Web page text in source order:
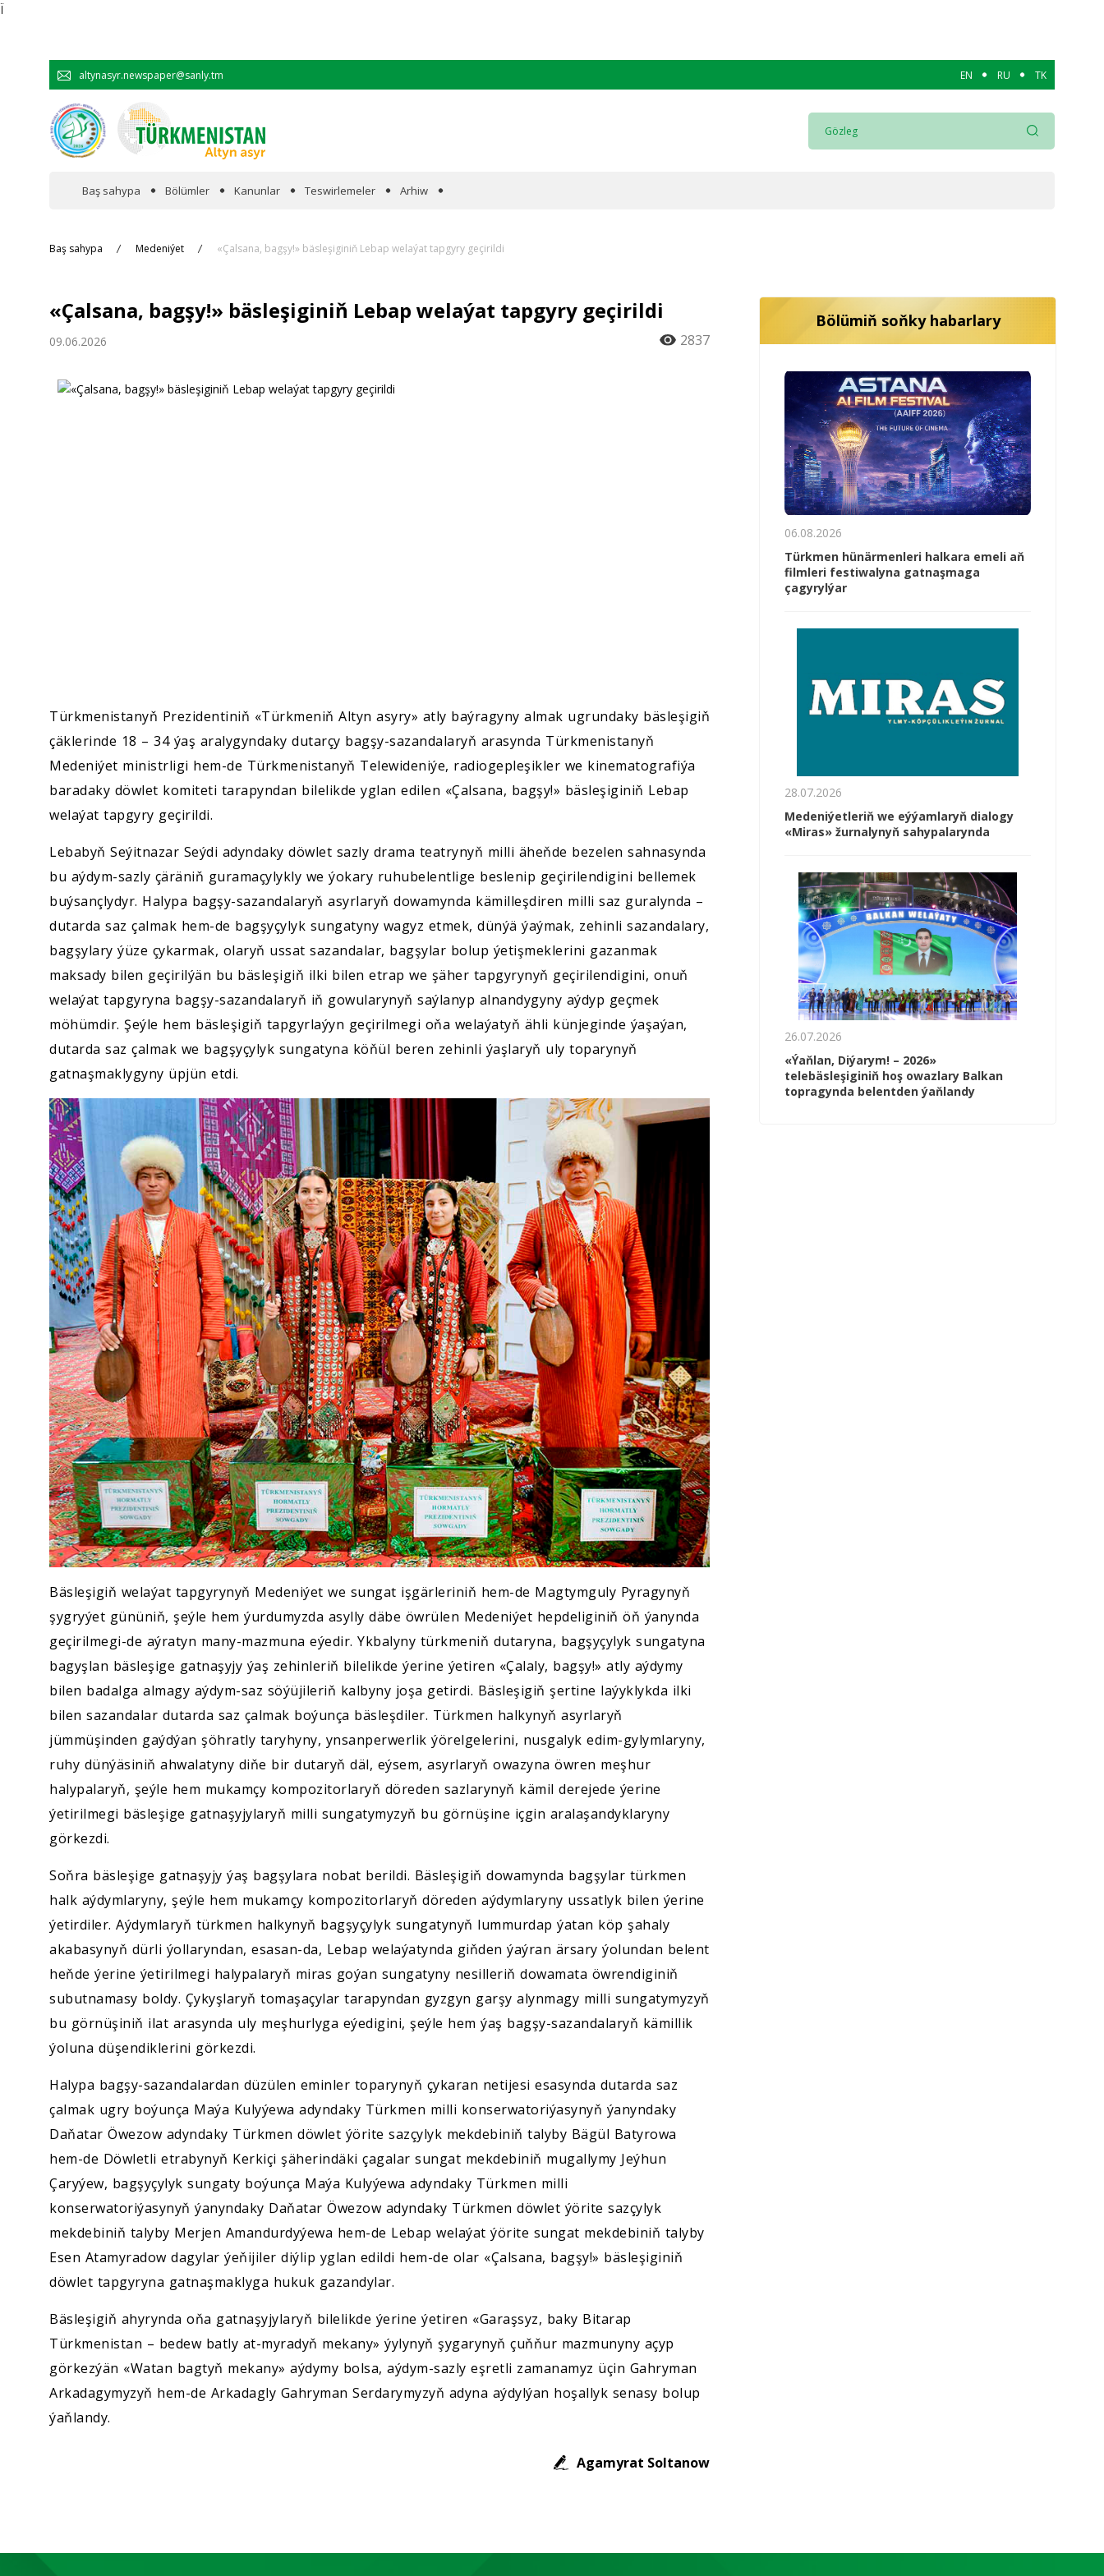
Ï
altynasyr.newspaper@sanly.tm EN RU TK
Baş sahypa Bölümler
Hyzmatdaşlyk
Kanunlar Teswirlemeler Arhiw
Baş sahypa Medeniýet «Çalsana, bagşy!» bäsleşiginiň Lebap welaýat tapgyry geçirildi
«Çalsana, bagşy!» bäsleşiginiň Lebap welaýat tapgyry geçirildi
09.06.2026 2837
Türkmenistanyň Prezidentiniň «Türkmeniň Altyn asyry» atly baýragyny almak ugrundaky bäsleşigiň
çäklerinde 18 – 34 ýaş aralygyndaky dutarçy bagşy-sazandalaryň arasynda Türkmenistanyň
Medeniýet ministrligi hem-de Türkmenistanyň Telewideniýe, radiogepleşikler we kinematografiýa
baradaky döwlet komiteti tarapyndan bilelikde yglan edilen «Çalsana, bagşy!» bäsleşiginiň Lebap
welaýat tapgyry geçirildi.
Lebabyň Seýitnazar Seýdi adyndaky döwlet sazly drama teatrynyň milli äheňde bezelen sahnasynda
bu aýdym-sazly çäräniň guramaçylykly we ýokary ruhubelentlige beslenip geçirilendigini bellemek
buýsançlydyr. Halypa bagşy-sazandalaryň asyrlaryň dowamynda kämilleşdiren milli saz guralynda –
dutarda saz çalmak hem-de bagşyçylyk sungatyny wagyz etmek, dünýä ýaýmak, zehinli sazandalary,
bagşylary ýüze çykarmak, olaryň ussat sazandalar, bagşylar bolup ýetişmeklerini gazanmak
maksady bilen geçirilýän bu bäsleşigiň ilki bilen etrap we şäher tapgyrynyň geçirilendigini, onuň
welaýat tapgyryna bagşy-sazandalaryň iň gowularynyň saýlanyp alnandygyny aýdyp geçmek
möhümdir. Şeýle hem bäsleşigiň tapgyrlaýyn geçirilmegi oňa welaýatyň ähli künjeginde ýaşaýan,
dutarda saz çalmak we bagşyçylyk sungatyna köňül beren zehinli ýaşlaryň uly toparynyň
gatnaşmaklygyny üpjün etdi.
Bäsleşigiň welaýat tapgyrynyň Medeniýet we sungat işgärleriniň hem-de Magtymguly Pyragynyň
şygryýet gününiň, şeýle hem ýurdumyzda asylly däbe öwrülen Medeniýet hepdeliginiň öň ýanynda
geçirilmegi-de aýratyn many-mazmuna eýedir. Ykbalyny türkmeniň dutaryna, bagşyçylyk sungatyna
bagyşlan bäsleşige gatnaşyjy ýaş zehinleriň bilelikde ýerine ýetiren «Çalaly, bagşy!» atly aýdymy
bilen badalga almagy aýdym-saz söýüjileriň kalbyny joşa getirdi. Bäsleşigiň şertine laýyklykda ilki
bilen sazandalar dutarda saz çalmak boýunça bäsleşdiler. Türkmen halkynyň asyrlaryň
jümmüşinden gaýdýan şöhratly taryhyny, ynsanperwerlik ýörelgelerini, nusgalyk edim-gylymlaryny,
ruhy dünýäsiniň ahwalatyny diňe bir dutaryň däl, eýsem, asyrlaryň owazyna öwren meşhur
halypalaryň, şeýle hem mukamçy kompozitorlaryň döreden sazlarynyň kämil derejede ýerine
ýetirilmegi bäsleşige gatnaşyjylaryň milli sungatymyzyň bu görnüşine içgin aralaşandyklaryny
görkezdi.
Soňra bäsleşige gatnaşyjy ýaş bagşylara nobat berildi. Bäsleşigiň dowamynda bagşylar türkmen
halk aýdymlaryny, şeýle hem mukamçy kompozitorlaryň döreden aýdymlaryny ussatlyk bilen ýerine
ýetirdiler. Aýdymlaryň türkmen halkynyň bagşyçylyk sungatynyň lummurdap ýatan köp şahaly
akabasynyň dürli ýollaryndan, esasan-da, Lebap welaýatynda giňden ýaýran ärsary ýolundan belent
heňde ýerine ýetirilmegi halypalaryň miras goýan sungatyny nesilleriň dowamata öwrendiginiň
subutnamasy boldy. Çykyşlaryň tomaşaçylar tarapyndan gyzgyn garşy alynmagy milli sungatymyzyň
bu görnüşiniň ilat arasynda uly meşhurlyga eýedigini, şeýle hem ýaş bagşy-sazandalaryň kämillik
ýoluna düşendiklerini görkezdi.
Halypa bagşy-sazandalardan düzülen eminler toparynyň çykaran netijesi esasynda dutarda saz
çalmak ugry boýunça Maýa Kulyýewa adyndaky Türkmen milli konserwatoriýasynyň ýanyndaky
Daňatar Öwezow adyndaky Türkmen döwlet ýörite sazçylyk mekdebiniň talyby Bägül Batyrowa
hem-de Döwletli etrabynyň Kerkiçi şäherindäki çagalar sungat mekdebiniň mugallymy Jeýhun
Çaryýew, bagşyçylyk sungaty boýunça Maýa Kulyýewa adyndaky Türkmen milli
konserwatoriýasynyň ýanyndaky Daňatar Öwezow adyndaky Türkmen döwlet ýörite sazçylyk
mekdebiniň talyby Merjen Amandurdyýewa hem-de Lebap welaýat ýörite sungat mekdebiniň talyby
Esen Atamyradow dagylar ýeňijiler diýlip yglan edildi hem-de olar «Çalsana, bagşy!» bäsleşiginiň
döwlet tapgyryna gatnaşmaklyga hukuk gazandylar.
Bäsleşigiň ahyrynda oňa gatnaşyjylaryň bilelikde ýerine ýetiren «Garaşsyz, baky Bitarap
Türkmenistan – bedew batly at-myradyň mekany» ýylynyň şygarynyň çuňňur mazmunyny açyp
görkezýän «Watan bagtyň mekany» aýdymy bolsa, aýdym-sazly eşretli zamanamyz üçin Gahryman
Arkadagymyzyň hem-de Arkadagly Gahryman Serdarymyzyň adyna aýdylýan hoşallyk senasy bolup
ýaňlandy.
Agamyrat Soltanow
Bölümiň soňky habarlary
06.08.2026
Türkmen hünärmenleri halkara emeli aň
filmleri festiwalyna gatnaşmaga
çagyrylýar
28.07.2026
Medeniýetleriň we eýýamlaryň dialogy
«Miras» žurnalynyň sahypalarynda
26.07.2026
«Ýaňlan, Diýarym! – 2026»
telebäsleşiginiň hoş owazlary Balkan
topragynda belentden ýaňlandy